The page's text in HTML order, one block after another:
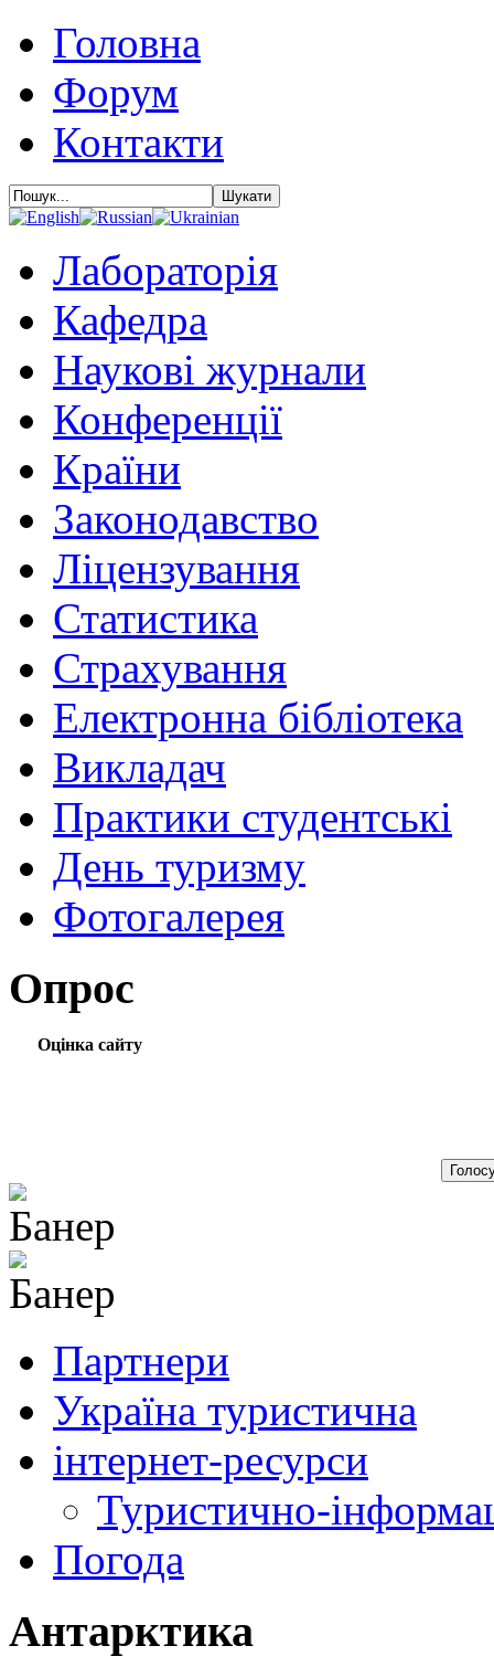
Головна
Форум
Контакти
Лабораторія
Кафедра
Наукові журнали
Конференції
Країни
Законодавство
Ліцензування
Статистика
Страхування
Електронна бібліотека
Викладач
Практики студентські
День туризму
Фотогалерея
Опрос
Оцінка сайту
Партнери
Україна туристична
інтернет-ресурси
Туристично-
Погода
Антарктика